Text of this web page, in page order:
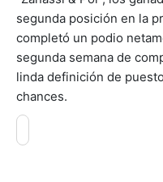
segunda posición en la
completó un podio
segunda semana de
linda definición de
chances.